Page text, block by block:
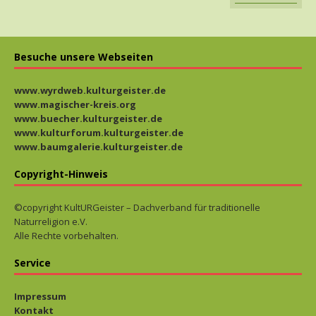
Geistwandern Der
Lehrgang ist in
Veranstaltungshinweise
Besuche unsere Webseiten
www.wyrdweb.kulturgeister.de
www.magischer-kreis.org
www.buecher.kulturgeister.de
www.kulturforum.kulturgeister.de
www.baumgalerie.kulturgeister.de
Copyright-Hinweis
©copyright KultURGeister – Dachverband für traditionelle
Naturreligion e.V.
Alle Rechte vorbehalten.
Service
Impressum
Kontakt